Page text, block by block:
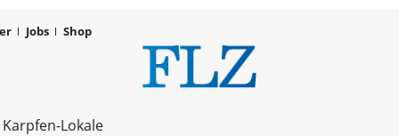
Jobs Shop
FLZ –
Lokale